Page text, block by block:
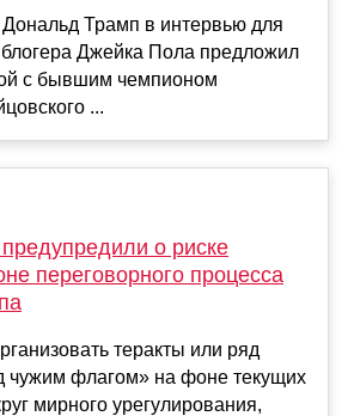
Трамп в интервью для
Джейка Пола предложил
с бывшим чемпионом
...
о риске
переговорного процесса
теракты или ряд
чужим флагом» на фоне текущих
мирного урегулирования,